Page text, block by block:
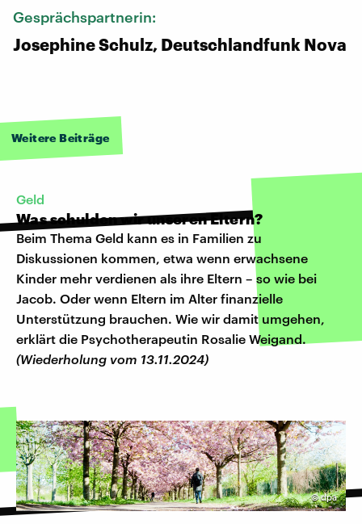
Gesprächspartnerin:
Josephine Schulz, Deutschlandfunk Nova
Weitere Beiträge
Geld
Was schulden wir unseren Eltern?
Beim Thema Geld kann es in Familien zu
Diskussionen kommen, etwa wenn erwachsene
Kinder mehr verdienen als ihre Eltern – so wie bei
Jacob. Oder wenn Eltern im Alter finanzielle
Unterstützung brauchen. Wie wir damit umgehen,
erklärt die Psychotherapeutin Rosalie Weigand.
(Wiederholung vom 13.11.2024)
©dpa